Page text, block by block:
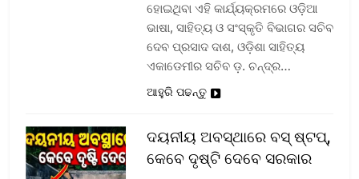
ହୋଇଥିବା ଏହି କାର୍ଯ୍ୟକ୍ରମରେ ଓଡ଼ିଆ
ଭାଷା, ସାହିତ୍ୟ ଓ ସଂସ୍କୃତି ବିଭାଗର ସଚିବ
ଦେବ ପ୍ରସାଦ ଦାଶ, ଓଡ଼ିଶା ସାହିତ୍ୟ
ଏକାଡେମୀର ସଚିବ ଡ଼. ଚନ୍ଦ୍ର…
ଆହୁରି ପଢନ୍ତୁ
ଦୟନୀୟ ଅବସ୍ଥାରେ ବସ୍‌ ଷ୍ଟପ୍‌,
କେବେ ଦୃଷ୍ଟି ଦେବେ ସରକାର